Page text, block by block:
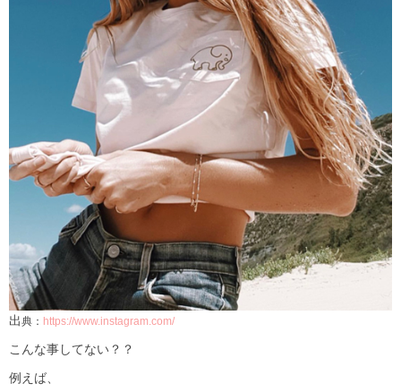
出典： https://www.instagram.com/
こんな事してない？？
例えば、